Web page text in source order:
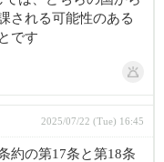
される可能性のある
です
2025/07/22 (Tue) 16:45
約の第17条と第18条